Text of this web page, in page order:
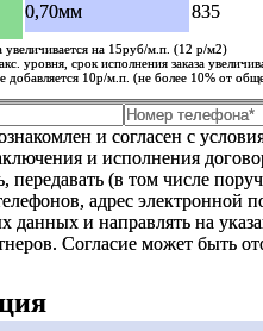
0,70мм 835
увеличивается на 15руб/м.п. (12 р/м2)
уровня, срок исполнения заказа
10р/м.п. (не более 10% от
и согласен с
и исполнения договора
передавать (в том числе
адрес
данных и направлять на
Согласие может быть